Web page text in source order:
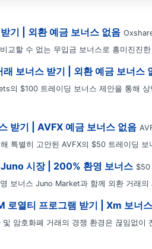
기 | 외환 예금 보너스 없음
교할 수 없는 무입금 보너스로 흥미진진
보너스 받기 | 외환 예금 보너스
의 $100 트레이딩 보너스 제안을 통해
받기 | AVFX 예금 보너스 없음
특별히 고안된 AVFX의 $50 트레이딩 보
시장 | 200% 환영 보너스 $50
보너스 Juno Market과 함께 외환 거래의
로열티 프로그램 받기 | Xm 보너
암호화폐 거래의 경쟁 환경은 끊임없이